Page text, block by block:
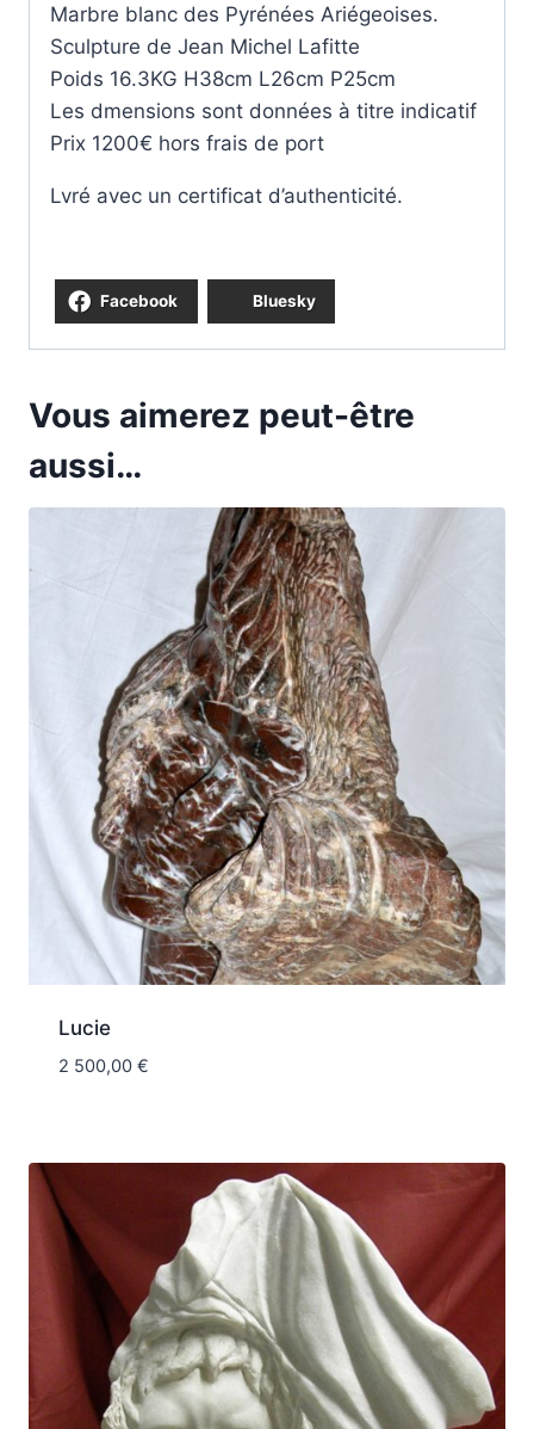
Marbre blanc des Pyrénées Ariégeoises.
Sculpture de Jean Michel Lafitte
Poids 16.3KG H38cm L26cm P25cm
Les dmensions sont données à titre indicatif
Prix 1200€ hors frais de port
Lvré avec un certificat d’authenticité.
Facebook Bluesky
Vous aimerez peut-être
aussi…
Lucie
2 500,00 €